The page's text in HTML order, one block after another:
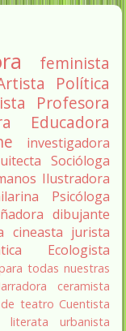
feminista
Política
Profesora
Educadora
investigadora
Socióloga
Ilustradora
Psicóloga
dibujante
cineasta jurista
Ecologista
todas nuestras
ceramista
teatro Cuentista
literata
urbanista